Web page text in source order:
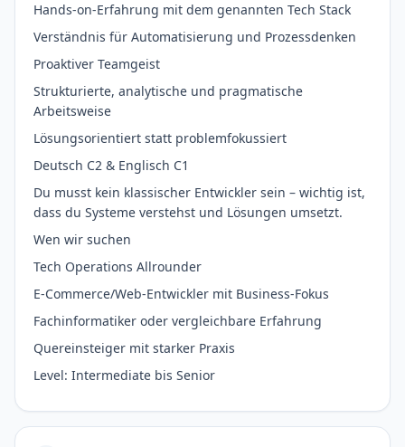
Hands-on-Erfahrung mit dem genannten Tech Stack
Verständnis für Automatisierung und Prozessdenken
Proaktiver Teamgeist
Strukturierte, analytische und pragmatische
Arbeitsweise
Lösungsorientiert statt problemfokussiert
Deutsch C2 & Englisch C1
Du musst kein klassischer Entwickler sein – wichtig ist,
dass du Systeme verstehst und Lösungen umsetzt.
Wen wir suchen
Tech Operations Allrounder
E-Commerce/Web-Entwickler mit Business-Fokus
Fachinformatiker oder vergleichbare Erfahrung
Quereinsteiger mit starker Praxis
Level: Intermediate bis Senior